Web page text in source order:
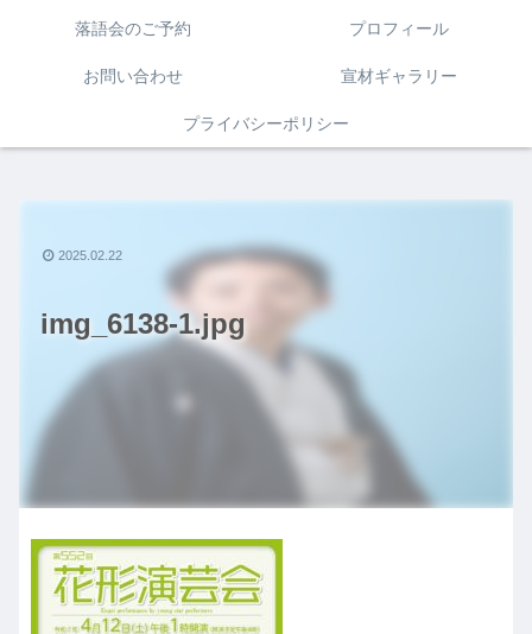
落語会のご予約 プロフィール
お問い合わせ 宣材ギャラリー
プライバシーポリシー
img_6138-1.jpg
2025.02.22